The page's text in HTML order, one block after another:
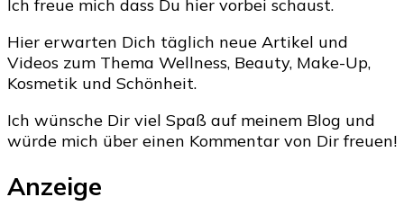
Ich freue mich dass Du hier vorbei schaust.
Hier erwarten Dich täglich neue Artikel und
Videos zum Thema Wellness, Beauty, Make-Up,
Kosmetik und Schönheit.
Ich wünsche Dir viel Spaß auf meinem Blog und
würde mich über einen Kommentar von Dir freuen!
Anzeige